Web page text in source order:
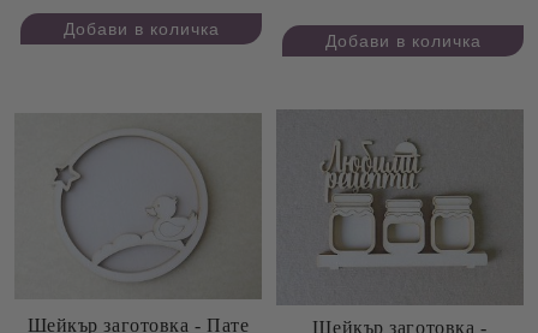
Шейкър заготовка - Пате
Шейкър заготовка -